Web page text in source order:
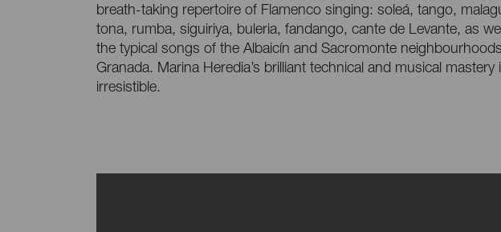
breath-taking repertoire of Flamenco singing: soleá, tango,
tona, rumba, siguiriya, buleria, fandango, cante de Levante, as
the typical songs of the Albaicín and Sacromonte
Granada. Marina Heredia’s brilliant technical and musical mastery
irresistible.